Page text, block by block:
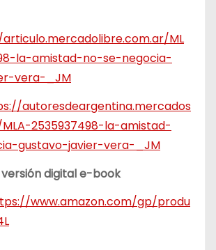
ML
la-amistad-no-se-negocia-
vera-_JM
autoresdeargentina.mercados
2535937498-la-amistad-
gustavo-javier-vera-_JM
digital e-book
www.amazon.com/gp/produ